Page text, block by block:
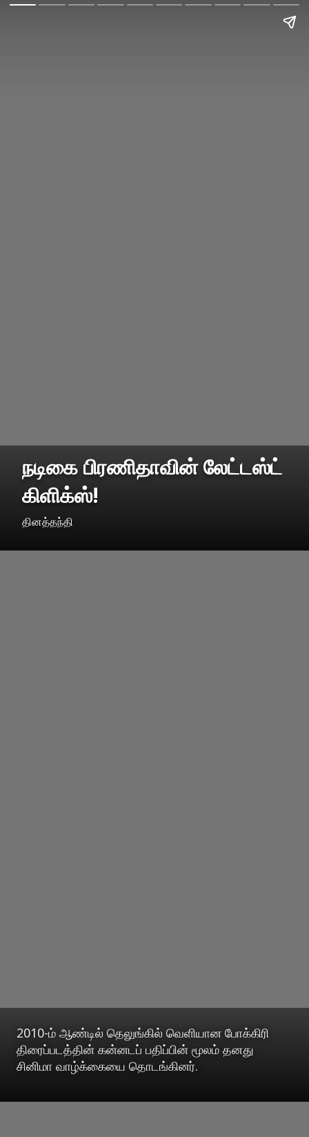
நடிகை பிரணிதாவின் லேட்டஸ்ட்
கிளிக்ஸ்!
தினத்தந்தி
2010-ம் ஆண்டில் தெலுங்கில் வெளியான போக்கிரி
திரைப்படத்தின் கன்னடப் பதிப்பின் மூலம் தனது
சினிமா வாழ்க்கையை தொடங்கினர்.